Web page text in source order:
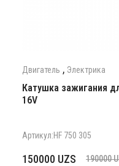
Двигатель , Электрика
Катушка зажигания
16V
Артикул:HF 750 305
190000
Первоначальная
150000 UZS
Текущая